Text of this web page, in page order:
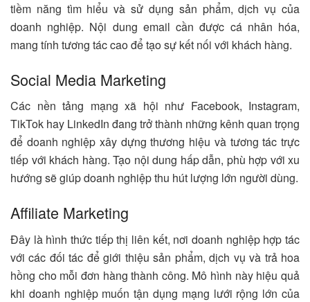
tiềm năng tìm hiểu và sử dụng sản phẩm, dịch vụ của
doanh nghiệp. Nội dung email cần được cá nhân hóa,
mang tính tương tác cao để tạo sự kết nối với khách hàng.
Social Media Marketing
Các nền tảng mạng xã hội như Facebook, Instagram,
TikTok hay LinkedIn đang trở thành những kênh quan trọng
để doanh nghiệp xây dựng thương hiệu và tương tác trực
tiếp với khách hàng. Tạo nội dung hấp dẫn, phù hợp với xu
hướng sẽ giúp doanh nghiệp thu hút lượng lớn người dùng.
Affiliate Marketing
Đây là hình thức tiếp thị liên kết, nơi doanh nghiệp hợp tác
với các đối tác để giới thiệu sản phẩm, dịch vụ và trả hoa
hồng cho mỗi đơn hàng thành công. Mô hình này hiệu quả
khi doanh nghiệp muốn tận dụng mạng lưới rộng lớn của